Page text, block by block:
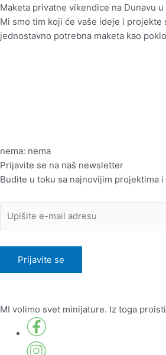
Maketa privatne vikendice na Dunavu
Mi smo tim koji će vaše ideje i
jednostavno potrebna maketa kao
nema: nema
Prijavite se na naš newsletter
Budite u toku sa najnovijim projektima
MI volimo svet minijature. Iz toga